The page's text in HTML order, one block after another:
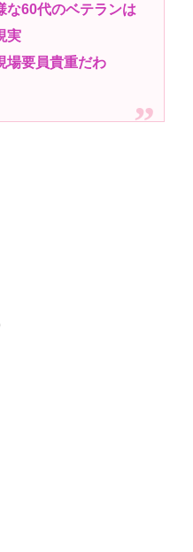
な60代のベテランは
実
場要員貴重だわ